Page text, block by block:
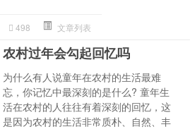
498 文章列表
农村过年会勾起回忆吗
为什么有人说童年在农村的生活最难
忘，你记忆中最深刻的是什么? 童年生
活在农村的人往往有着深刻的回忆，这
是因为农村的生活非常质朴、自然、丰